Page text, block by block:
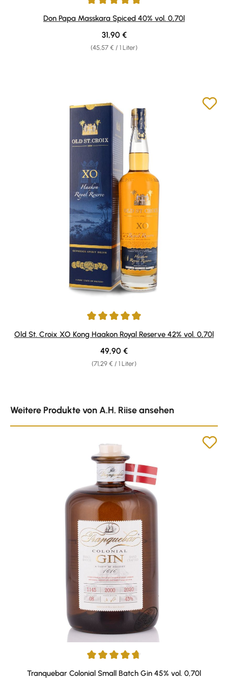
Durchschnittliche Bewertung von 4.89 von 5 Sternen
Don Papa Masskara Spiced 40% vol. 0,70l
(45,57 € / 1 Liter)
Regulärer Preis:
31,90 €
Durchschnittliche Bewertung von 4.93 von 5 Sternen
Old St. Croix XO Kong Haakon Royal Reserve 42% vol. 0,70l
(71,29 € / 1 Liter)
Regulärer Preis:
49,90 €
Weitere Produkte von A.H. Riise ansehen
Durchschnittliche Bewertung von 4.78 von 5 Sternen
Tranquebar Colonial Small Batch Gin 45% vol. 0,70l